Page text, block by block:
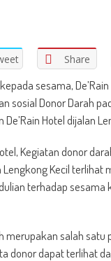
Share
sesama,
sosial Donor Darah
Hotel dijalan
Kegiatan donor
Kecil
terhadap
merupakan salah satu
donor dapat terlihat